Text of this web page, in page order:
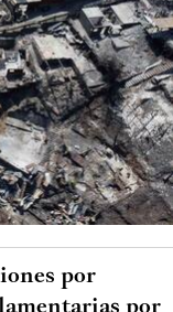
por
por